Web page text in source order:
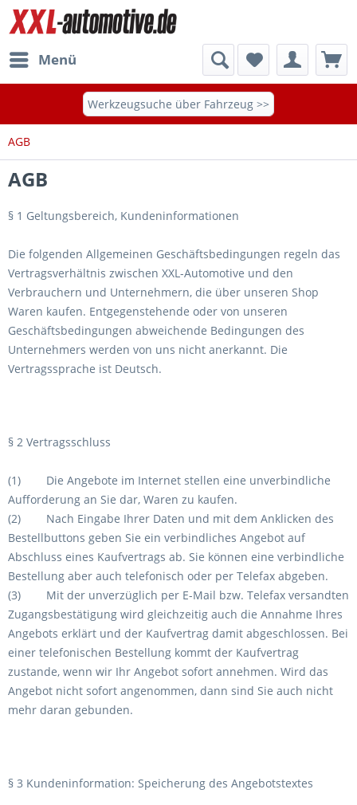
Menü
Werkzeugsuche über Fahrzeug >>
AGB
AGB
§ 1 Geltungsbereich, Kundeninformationen
Die folgenden Allgemeinen Geschäftsbedingungen regeln das
Vertragsverhältnis zwischen XXL-Automotive und den
Verbrauchern und Unternehmern, die über unseren Shop
Waren kaufen. Entgegenstehende oder von unseren
Geschäftsbedingungen abweichende Bedingungen des
Unternehmers werden von uns nicht anerkannt. Die
Vertragssprache ist Deutsch.
§ 2 Vertragsschluss
(1) Die Angebote im Internet stellen eine unverbindliche
Aufforderung an Sie dar, Waren zu kaufen.
(2) Nach Eingabe Ihrer Daten und mit dem Anklicken des
Bestellbuttons geben Sie ein verbindliches Angebot auf
Abschluss eines Kaufvertrags ab. Sie können eine verbindliche
Bestellung aber auch telefonisch oder per Telefax abgeben.
(3) Mit der unverzüglich per E-Mail bzw. Telefax versandten
Zugangsbestätigung wird gleichzeitig auch die Annahme Ihres
Angebots erklärt und der Kaufvertrag damit abgeschlossen. Bei
einer telefonischen Bestellung kommt der Kaufvertrag
zustande, wenn wir Ihr Angebot sofort annehmen. Wird das
Angebot nicht sofort angenommen, dann sind Sie auch nicht
mehr daran gebunden.
§ 3 Kundeninformation: Speicherung des Angebotstextes